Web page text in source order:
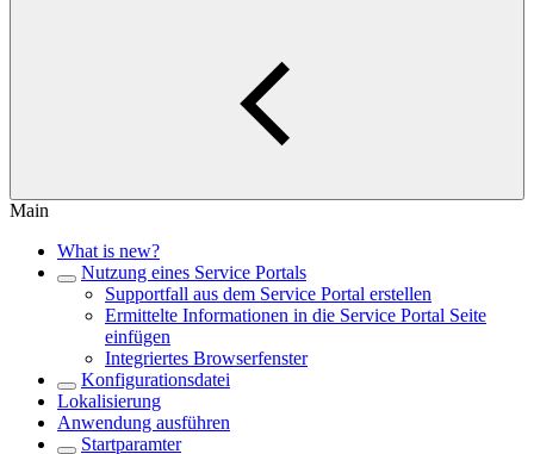
Main
What is new?
Nutzung eines Service Portals
Supportfall aus dem Service Portal erstellen
Ermittelte Informationen in die Service Portal Seite
einfügen
Integriertes Browserfenster
Konfigurationsdatei
Lokalisierung
Anwendung ausführen
Startparamter